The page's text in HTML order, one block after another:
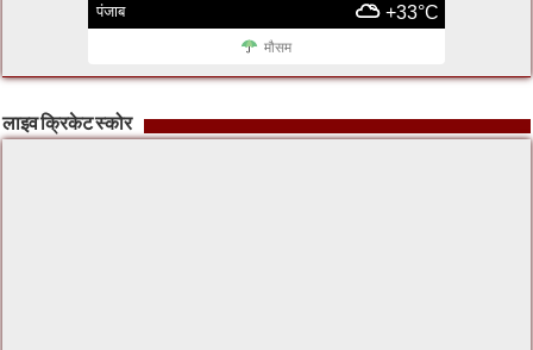
पंजाब +33°C
मौसम
लाइव क्रिकेट स्कोर